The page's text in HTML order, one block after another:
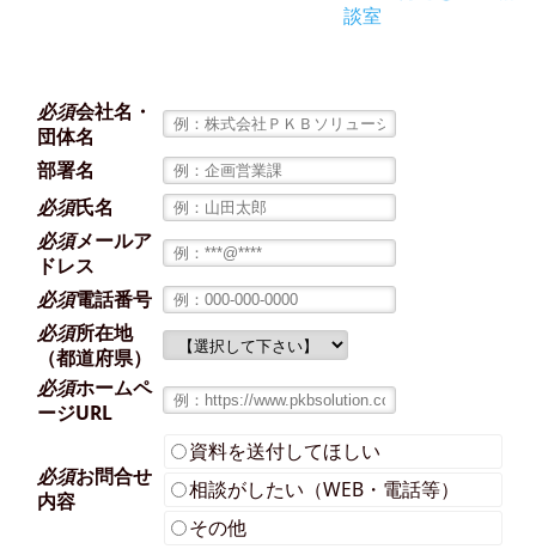
ジ
タ
ル
ク
ー
ポ
必須会社名・
団体名
部署名
必須氏名
必須メールア
ドレス
必須電話番号
必須所在地
（都道府県）
必須ホームペ
ージURL
必須お問合せ
内容
資料を送付してほしい
相談がしたい（WEB・電話等）
その他